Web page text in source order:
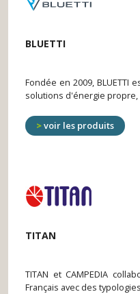
BLUETTI
Fondée en 2009,
solutions d'énergie propre,
voir les produits
TITAN
TITAN et CAMPEDIA
Français avec des